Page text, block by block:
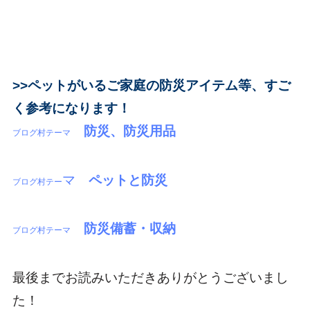
>>ペットがいるご家庭の防災アイテム等、すご
く参考になります！
ブログ村テーマ 防災、防災用品
ブログ村テーマ ペットと防災
ブログ村テーマ 防災備蓄・収納
最後までお読みいただきありがとうございまし
た！